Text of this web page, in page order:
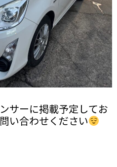
サーに掲載予定してお
い合わせください